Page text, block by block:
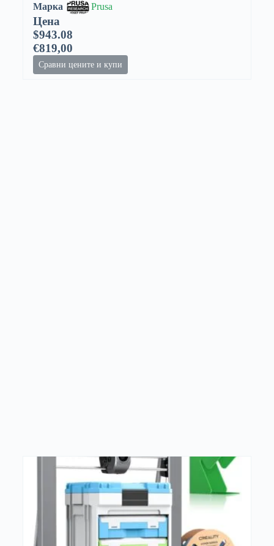
Марка
Prusa
Цена
$943.08
€819,00
Сравни цените и купи